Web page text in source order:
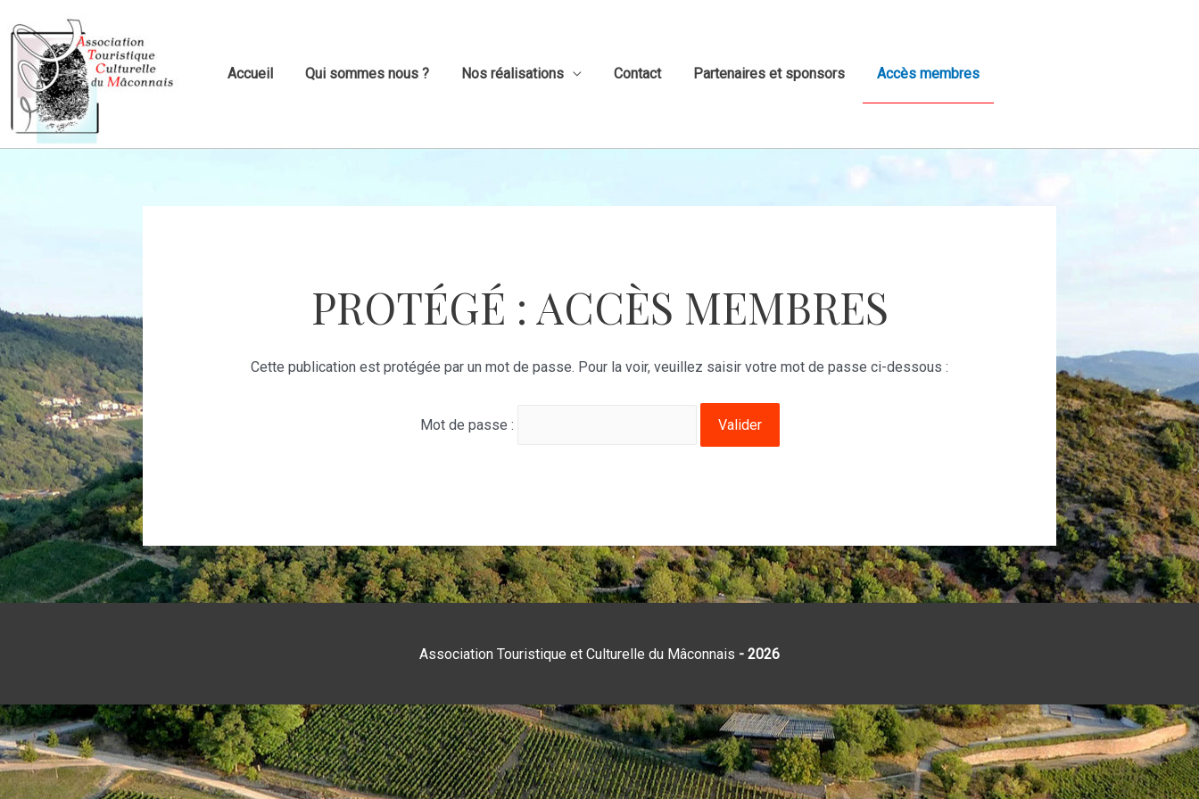
Accueil Qui sommes nous ? Nos réalisations Contact Partenaires et sponsors Accès membres
PROTÉGÉ : ACCÈS MEMBRES
Cette publication est protégée par un mot de passe. Pour la voir, veuillez saisir votre mot de passe ci-dessous :
Mot de passe :
Association Touristique et Culturelle du Mâconnais - 2026